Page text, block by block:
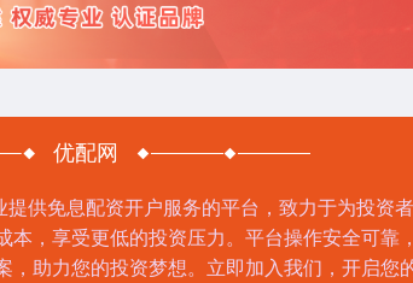
优配网
供免息配资开户服务的平台，致力于为投资
，享受更低的投资压力。平台操作安全可靠
助力您的投资梦想。立即加入我们，开启您